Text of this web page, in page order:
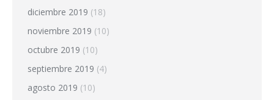
diciembre 2019 (18)
noviembre 2019 (10)
octubre 2019 (10)
septiembre 2019 (4)
agosto 2019 (10)